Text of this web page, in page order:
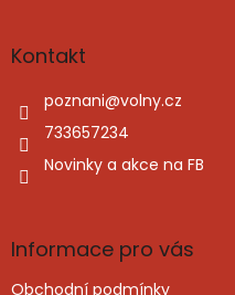
aKontakt
poznani@volny.cz
733657234
Novinky a akce na FB
Informace pro vás
Obchodní podmínky